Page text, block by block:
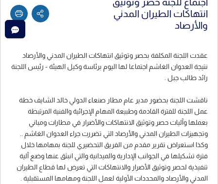
انتهاكات الطيران المدني
والأرصاد
عقدت اللجنة المكلفة بحصر وتوثيق انتهاكات الطيران المدني والأرصاد
نتيجة العدوان الغاشم اجتماعا لها اليوم برئاسة وكيل الهيئة - رئيس اللجنة
رائد طالب جبل .
ناقشت اللجنة بحضور مدير عام مطار صنعاء الدولي خالد الشايف خطة
عمل اللجنة للفترة القادمة وطبيعة المهام الإجرائية والفنية المرتبطة
بعملها وآليات حصر وتوثيق الانتهاكات والأضرار في مطارات ومباني
وتجهيزات الطيران المدني والأرصاد التي تضررت جراء العدوان الغاشم ..
وكذا استعراض تقرير مقدم من الفريق التحضيري للجنة بمهامها خلال
فترة تشكيلها في الجوانب الإدارية والميدانية والتي انبثق عنها وضع آلية
تنفيذية لحصر وتوثيق الأضرار والانتهاكات التي تعرض لها قطاع الطيران
المدني والأرصاد والمحددات الأولية لعمل اللجنة ومهامها المستقبلية .